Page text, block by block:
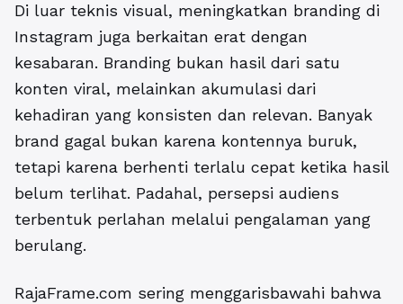
Di luar teknis visual, meningkatkan branding di
Instagram juga berkaitan erat dengan
kesabaran. Branding bukan hasil dari satu
konten viral, melainkan akumulasi dari
kehadiran yang konsisten dan relevan. Banyak
brand gagal bukan karena kontennya buruk,
tetapi karena berhenti terlalu cepat ketika hasil
belum terlihat. Padahal, persepsi audiens
terbentuk perlahan melalui pengalaman yang
berulang.
RajaFrame.com sering menggarisbawahi bahwa